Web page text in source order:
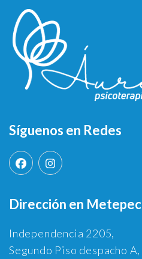
Síguenos en Redes
Dirección en Metepec
Independencia 2205,
Segundo Piso despacho A,